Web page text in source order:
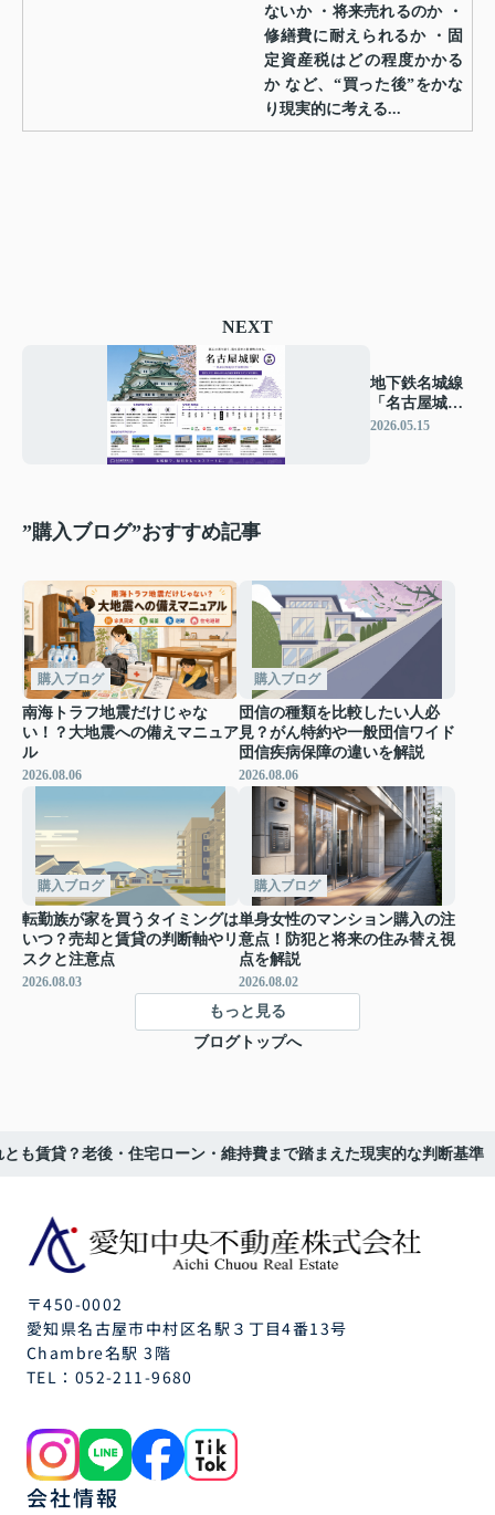
ないか ・将来売れるのか ・
修繕費に耐えられるか ・固
定資産税はどの程度かかる
か など、“買った後”をかな
り現実的に考える...
NEXT
地下鉄名城線
「名古屋城」
駅周辺のエリ
2026.05.15
”購入ブログ”おすすめ記事
購入ブログ
南海トラフ地震だけじゃな
い！？大地震への備えマニュア
ル
2026.08.06
購入ブログ
団信の種類を比較したい人必
見？がん特約や一般団信ワイド
団信疾病保障の違いを解説
2026.08.06
購入ブログ
転勤族が家を買うタイミングは
いつ？売却と賃貸の判断軸やリ
スクと注意点
2026.08.03
購入ブログ
単身女性のマンション購入の注
意点！防犯と将来の住み替え視
点を解説
2026.08.02
もっと見る
ブログトップへ
も賃貸？老後・住宅ローン・維持費まで踏まえた現実的な判断基準
〒450-0002
愛知県名古屋市中村区名駅３丁目4番13号
Chambre名駅 3階
TEL： 052-211-9680
会社情報